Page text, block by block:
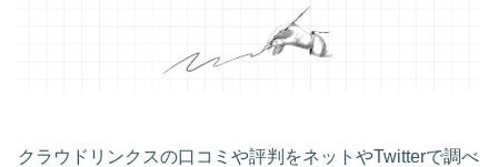
クラウドリンクスの口コミや評判をネットやTwitterで調べ